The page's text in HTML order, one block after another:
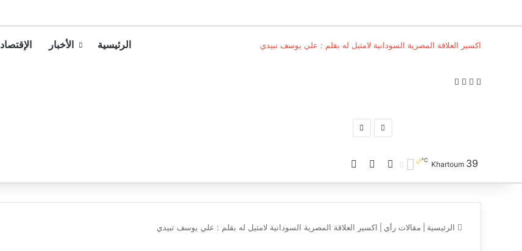
اكسير العلاقة المصرية السودانية لامثيل له بقلم : علي يوسف تبيدي
فيسبوك
‫X ماسنجر
المقال
الرئيسية الأخبار الإقتصاد
Khartoum 39
℃ تسجيل الدخول
الوضع المظلم
الرئيسية مقالات رأي اكسير العلاقة المصرية السودانية لامثيل له بقلم : علي يوسف تبيدي